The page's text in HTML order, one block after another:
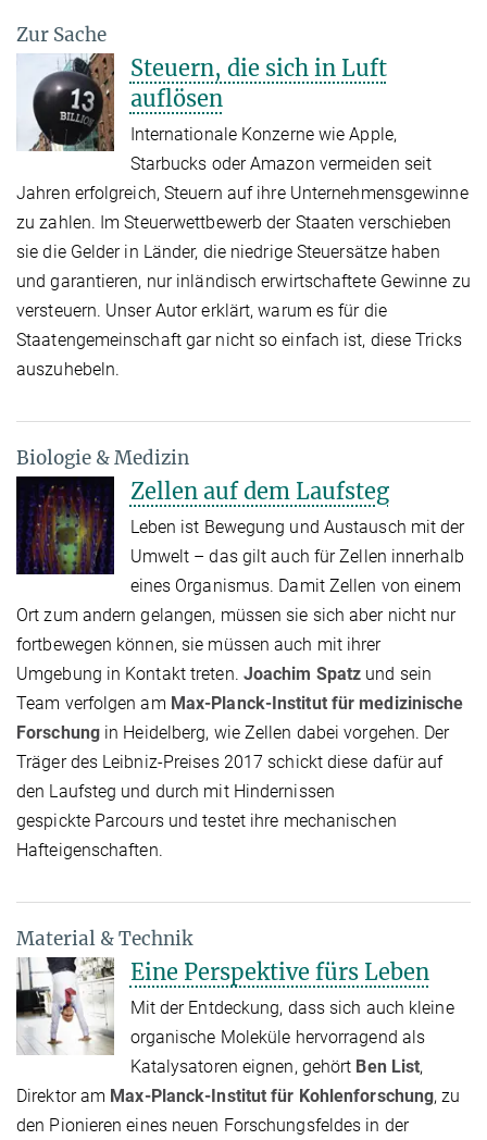
Zur Sache
Steuern, die sich in Luft
auflösen
Internationale Konzerne wie Apple,
Starbucks oder Amazon vermeiden seit
Jahren erfolgreich, Steuern auf ihre Unternehmensgewinne
zu zahlen. Im Steuerwettbewerb der Staaten verschieben
sie die Gelder in Länder, die niedrige Steuersätze haben
und garantieren, nur inländisch erwirtschaftete Gewinne zu
versteuern. Unser Autor erklärt, warum es für die
Staatengemeinschaft gar nicht so einfach ist, diese Tricks
auszuhebeln.
Biologie & Medizin
Zellen auf dem Laufsteg
Leben ist Bewegung und Austausch mit der
Umwelt – das gilt auch für Zellen innerhalb
eines Organismus. Damit Zellen von einem
Ort zum andern gelangen, müssen sie sich aber nicht nur
fortbewegen können, sie müssen auch mit ihrer
Umgebung in Kontakt treten. Joachim Spatz und sein
Team verfolgen am Max-Planck-Institut für medizinische
Forschungin Heidelberg, wie Zellen dabei vorgehen. Der
Träger des Leibniz-Preises 2017 schickt diese dafür auf
den Laufsteg und durch mit Hindernissen
gespickte Parcours und testet ihre mechanischen
Hafteigenschaften.
Material & Technik
Eine Perspektive fürs Leben
Mit der Entdeckung, dass sich auch kleine
organische Moleküle hervorragend als
Katalysatoren eignen, gehört Ben List,
Direktor am Max-Planck-Institut für Kohlenforschung, zu
den Pionieren eines neuen Forschungsfeldes in der